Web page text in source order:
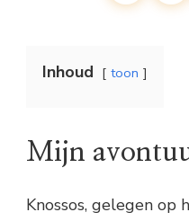
Inhoud toon
Mijn
Knossos, gelegen op